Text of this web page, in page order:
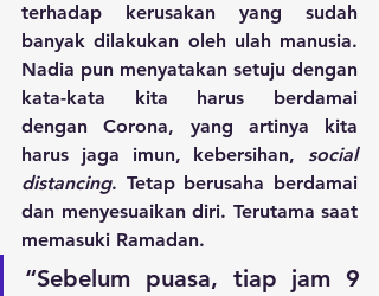
terhadap kerusakan yang sudah
banyak dilakukan oleh ulah manusia.
Nadia pun menyatakan setuju dengan
kata-kata kita harus berdamai
dengan Corona, yang artinya kita
harus jaga imun, kebersihan, social
distancing. Tetap berusaha berdamai
dan menyesuaikan diri. Terutama saat
memasuki Ramadan.
“Sebelum puasa, tiap jam 9